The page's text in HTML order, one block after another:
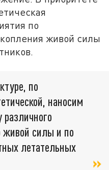
по
живой силы
по
наносим
живой силы и по
летательных